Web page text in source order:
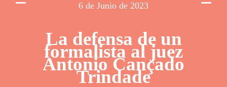
6 de Junio de 2023
La defensa de un
formalista al juez
Antonio Cançado
Trindade